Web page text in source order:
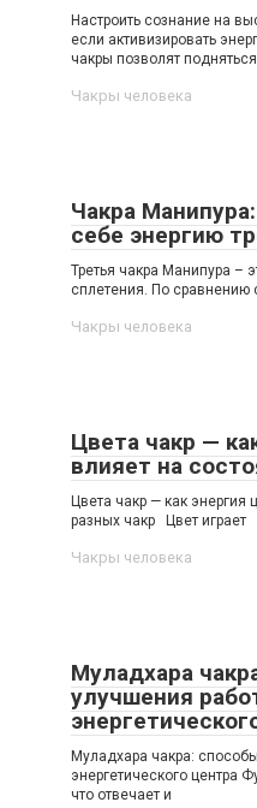
Настроить сознание на
если активизировать
чакры позволят подняться
Чакры человека
Чакра
себе энергию
Третья чакра Манипура –
сплетения. По
Чакры человека
Цвета чакр —
влияет на
Цвета чакр — как энергия
разных чакр Цвет играет
Чакры человека
Муладхара
улучшения
Муладхара чакра:
энергетического центра
что отвечает и